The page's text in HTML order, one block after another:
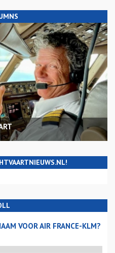
VOOR AIR FRANCE-KLM?